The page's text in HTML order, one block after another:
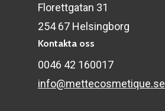
Florettgatan 31
254 67 Helsingborg
Kontakta oss
0046 42 160017
info@mettecosmetique.se